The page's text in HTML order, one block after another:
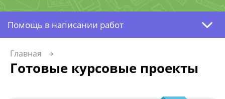
Помощь в написании работ
Главная
Готовые курсовые проекты